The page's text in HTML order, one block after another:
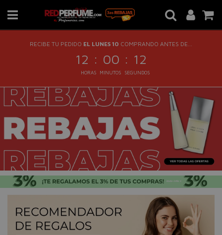
RECIBE TU PEDIDO EL LUNES 10 COMPRANDO ANTES DE...
12 : 00 : 12
HORAS MINUTOS SEGUNDOS